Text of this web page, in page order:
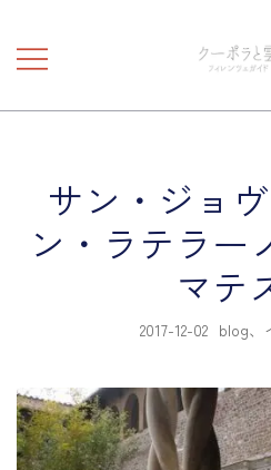
フィ
サン・ジョ
ン・ラテラー
マテ
2017-12-02 blog、